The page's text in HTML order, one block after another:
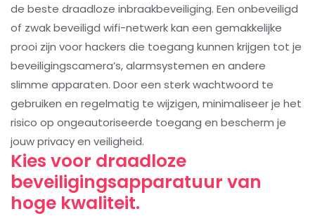
de beste draadloze inbraakbeveiliging. Een onbeveiligd
of zwak beveiligd wifi-netwerk kan een gemakkelijke
prooi zijn voor hackers die toegang kunnen krijgen tot je
beveiligingscamera’s, alarmsystemen en andere
slimme apparaten. Door een sterk wachtwoord te
gebruiken en regelmatig te wijzigen, minimaliseer je het
risico op ongeautoriseerde toegang en bescherm je
jouw privacy en veiligheid.
Kies voor draadloze
beveiligingsapparatuur van
hoge kwaliteit.